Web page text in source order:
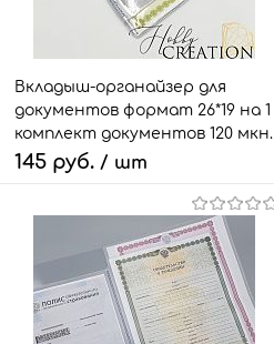
Вкладыш-органайзер для
документов формат 26*19 на 1
комплект документов 120 мкн.
145 руб. / шт
В корзину
Быстрый заказ
Сравнить
В избранное
31 шт.